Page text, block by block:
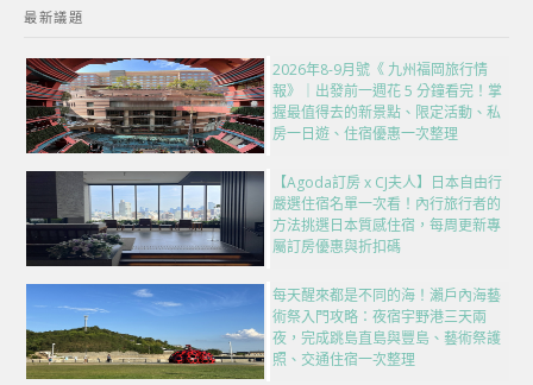
最新議題
2026年8-9月號《 九州福岡旅行情
報》｜出發前一週花 5 分鐘看完！掌
握最值得去的新景點、限定活動、私
房一日遊、住宿優惠一次整理
【Agoda訂房 x CJ夫人】日本自由行
嚴選住宿名單一次看！內行旅行者的
方法挑選日本質感住宿，每周更新專
屬訂房優惠與折扣碼
每天醒來都是不同的海！瀨戶內海藝
術祭入門攻略：夜宿宇野港三天兩
夜，完成跳島直島與豐島、藝術祭護
照、交通住宿一次整理